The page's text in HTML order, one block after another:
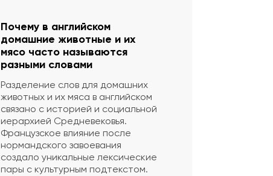
Почему в английском
домашние животные и их
мясо часто называются
разными словами
Разделение слов для домашних
животных и их мяса в английском
связано с историей и социальной
иерархией Средневековья.
Французское влияние после
нормандского завоевания
создало уникальные лексические
пары с культурным подтекстом.